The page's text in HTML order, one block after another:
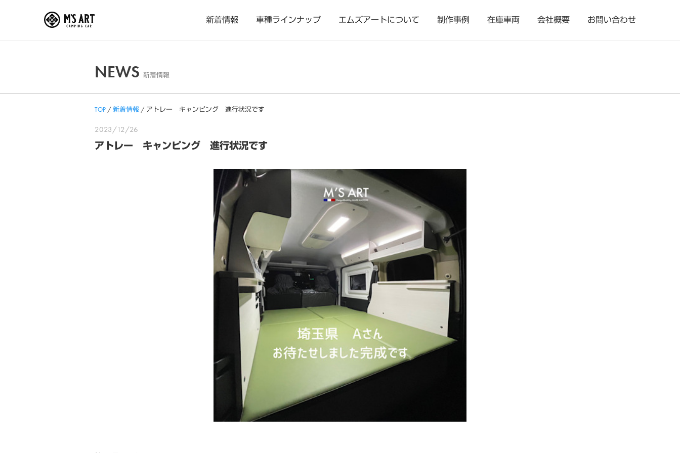
新着情報 車種ラインナップ エムズアートについて 制作事例 在庫車両 会社概要 お問い合わせ
NEWS 新着情報
TOP /新着情報 / アトレー キャンピング 進行状況です
2023/12/26
アトレー キャンピング 進行状況です